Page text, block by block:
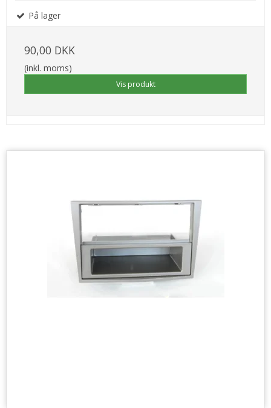
På lager
90,00 DKK
(inkl. moms)
Vis produkt